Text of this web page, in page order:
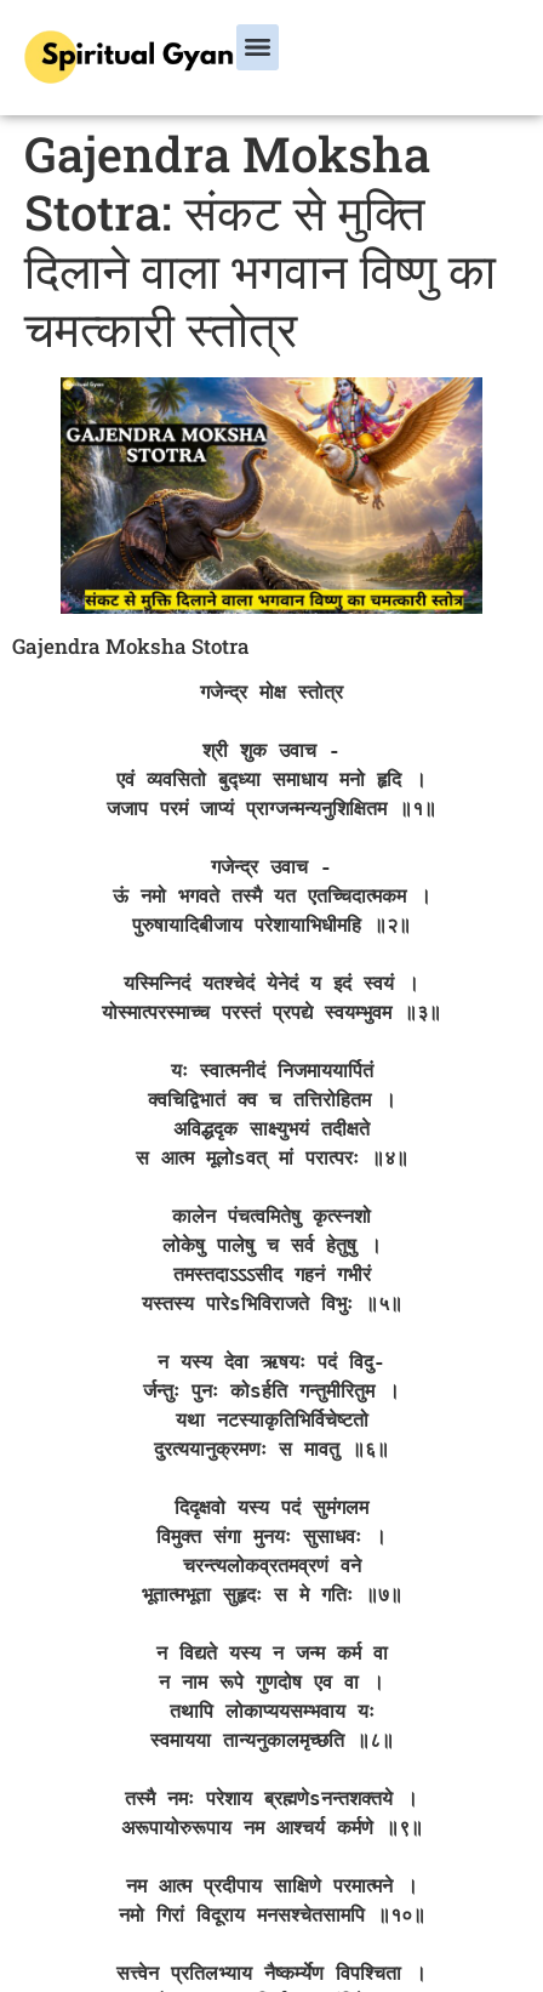
Gajendra Moksha
Stotra: संकट से मुक्ति
दिलाने वाला भगवान विष्णु का
चमत्कारी स्तोत्र
Gajendra Moksha Stotra
गजेन्द्र मोक्ष स्तोत्र
श्री शुक उवाच -
एवं व्यवसितो बुद्ध्या समाधाय मनो हृदि ।
जजाप परमं जाप्यं प्राग्जन्मन्यनुशिक्षितम ॥१॥
गजेन्द्र उवाच -
ऊं नमो भगवते तस्मै यत एतच्चिदात्मकम ।
पुरुषायादिबीजाय परेशायाभिधीमहि ॥२॥
यस्मिन्निदं यतश्चेदं येनेदं य इदं स्वयं ।
योस्मात्परस्माच्च परस्तं प्रपद्ये स्वयम्भुवम ॥३॥
यः स्वात्मनीदं निजमाययार्पितं
क्वचिद्विभातं क्व च तत्तिरोहितम ।
अविद्धदृक साक्ष्युभयं तदीक्षते
स आत्म मूलोsवत् मां परात्परः ॥४॥
कालेन पंचत्वमितेषु कृत्स्नशो
लोकेषु पालेषु च सर्व हेतुषु ।
तमस्तदाऽऽऽसीद गहनं गभीरं
यस्तस्य पारेsभिविराजते विभुः ॥५॥
न यस्य देवा ऋषयः पदं विदु-
र्जन्तुः पुनः कोsर्हति गन्तुमीरितुम ।
यथा नटस्याकृतिभिर्विचेष्टतो
दुरत्ययानुक्रमणः स मावतु ॥६॥
दिदृक्षवो यस्य पदं सुमंगलम
विमुक्त संगा मुनयः सुसाधवः ।
चरन्त्यलोकव्रतमव्रणं वने
भूतात्मभूता सुहृदः स मे गतिः ॥७॥
न विद्यते यस्य न जन्म कर्म वा
न नाम रूपे गुणदोष एव वा ।
तथापि लोकाप्ययसम्भवाय यः
स्वमायया तान्यनुकालमृच्छति ॥८॥
तस्मै नमः परेशाय ब्रह्मणेsनन्तशक्तये ।
अरूपायोरुरूपाय नम आश्चर्य कर्मणे ॥९॥
नम आत्म प्रदीपाय साक्षिणे परमात्मने ।
नमो गिरां विदूराय मनसश्चेतसामपि ॥१०॥
सत्त्वेन प्रतिलभ्याय नैष्कर्म्येण विपश्चिता ।